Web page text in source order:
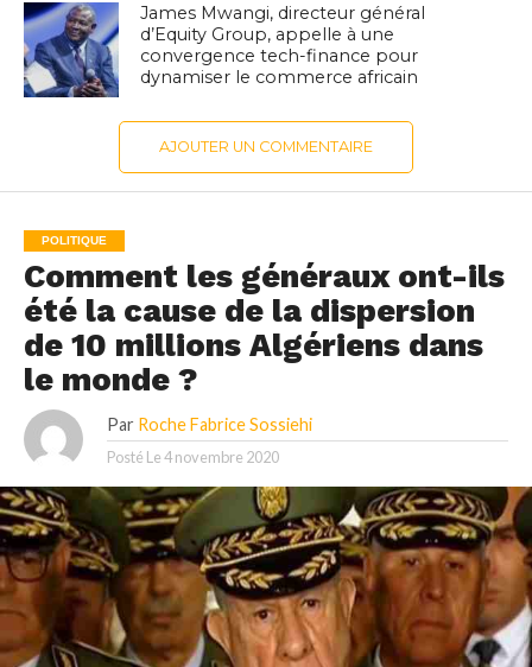
James Mwangi, directeur général
d’Equity Group, appelle à une
convergence tech-finance pour
dynamiser le commerce africain
AJOUTER UN COMMENTAIRE
POLITIQUE
Comment les généraux ont-ils
été la cause de la dispersion
de 10 millions Algériens dans
le monde ?
Par Roche Fabrice Sossiehi
Posté Le4 novembre 2020